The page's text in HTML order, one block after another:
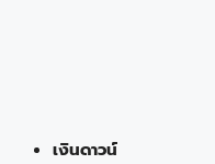
เงินดาวน์